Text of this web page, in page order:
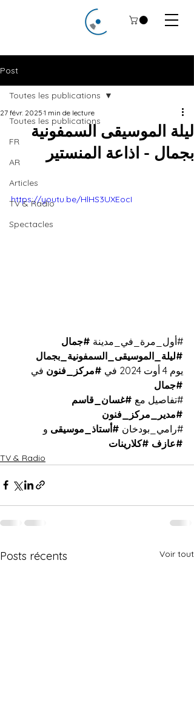
Post
Toutes les publications
FR
AR
Articles
TV & Radio
Spectacles
Toutes les publications
ليلة الموسيقى السمفونية
بجمال - اذاعة المنستير
27 févr. 2025 1 min de lecture
https://youtu.be/HlHS3UXEocI
#أول_مرة_في_مدينة #جمال
#ليلة_الموسيقى_السمفونية_بجمال
يوم 4 أوت 2024 في
#مركز_فنون في
#جمال
#تفاصيل مع #غسان_قاسم
#مدير_مركز_فنون
#رامي_بودخان #أستاذ_موسيقى و
#عازف #كلارينات
TV & Radio
Posts récents Voir tout